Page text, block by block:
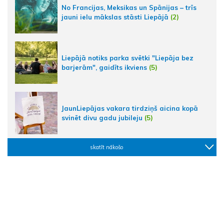
No Francijas, Meksikas un Spānijas – trīs
jauni ielu mākslas stāsti Liepājā (2)
Liepājā notiks parka svētki "Liepāja bez
barjerām", gaidīts ikviens (5)
JaunLiepājas vakara tirdziņš aicina kopā
svinēt divu gadu jubileju (5)
skatīt nākošo